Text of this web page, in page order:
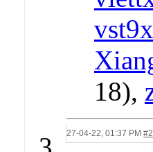
vst9x
18),
27-04-22, 01:37 PM #2